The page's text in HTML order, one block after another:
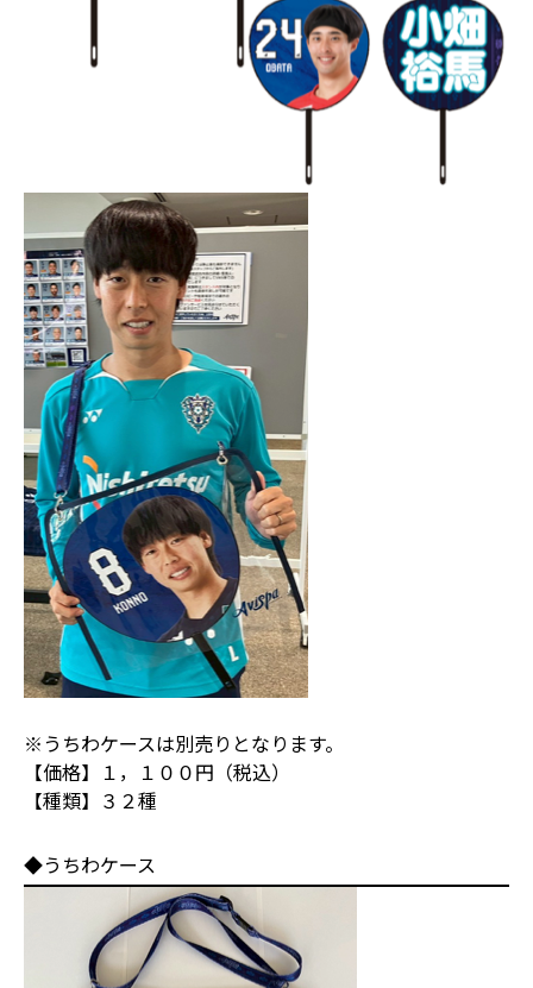
※うちわケースは別売りとなります。
【価格】１，１００円（税込）
【種類】３２種
◆うちわケース